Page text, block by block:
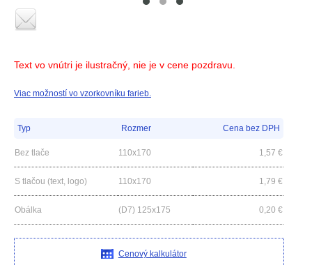
Text vo vnútri je ilustračný, nie je v cene pozdravu.
Viac možností vo vzorkovníku farieb.
Typ Rozmer Cena bez DPH
Bez tlače 110x170 1,57 €
S tlačou (text, logo) 110x170 1,79 €
Obálka (D7) 125x175 0,20 €
Cenový kalkulátor